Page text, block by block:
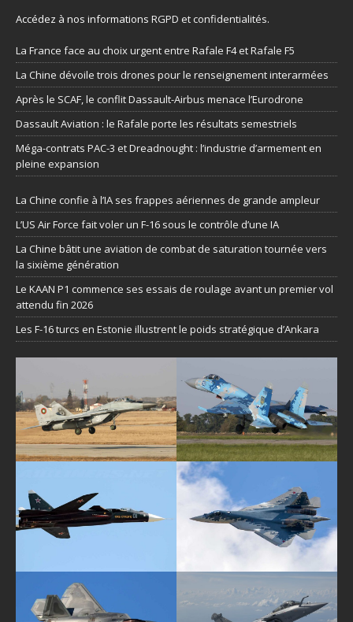
Accédez à nos informations RGPD et confidentialités.
La France face au choix urgent entre Rafale F4 et Rafale F5
La Chine dévoile trois drones pour le renseignement interarmées
Après le SCAF, le conflit Dassault-Airbus menace l’Eurodrone
Dassault Aviation : le Rafale porte les résultats semestriels
Méga-contrats PAC-3 et Dreadnought : l’industrie d’armement en
pleine expansion
La Chine confie à l’IA ses frappes aériennes de grande ampleur
L’US Air Force fait voler un F-16 sous le contrôle d’une IA
La Chine bâtit une aviation de combat de saturation tournée vers
la sixième génération
Le KAAN P1 commence ses essais de roulage avant un premier vol
attendu fin 2026
Les F-16 turcs en Estonie illustrent le poids stratégique d’Ankara